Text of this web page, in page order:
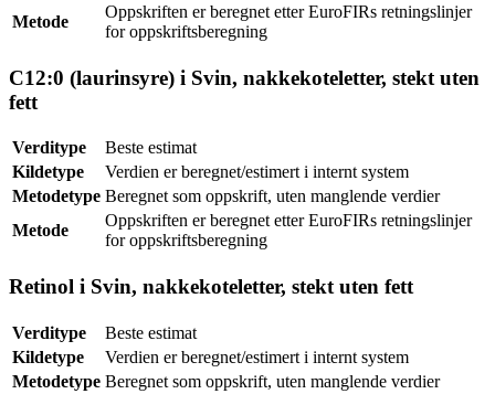
Metode
Oppskriften er beregnet etter EuroFIRs retningslinjer
for oppskriftsberegning
C12:0 (laurinsyre) i Svin, nakkekoteletter, stekt uten
fett
Verditype
Beste estimat
Kildetype
Verdien er beregnet/estimert i internt system
Metodetype Beregnet som oppskrift, uten manglende verdier
Metode
Oppskriften er beregnet etter EuroFIRs retningslinjer
for oppskriftsberegning
Retinol i Svin, nakkekoteletter, stekt uten fett
Verditype
Beste estimat
Kildetype
Verdien er beregnet/estimert i internt system
Metodetype Beregnet som oppskrift, uten manglende verdier